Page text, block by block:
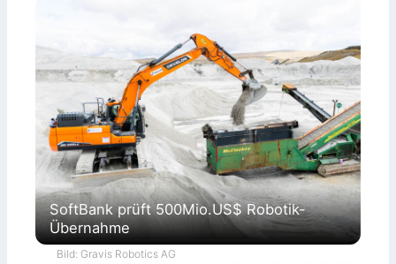
SoftBank prüft 500Mio.US$ Robotik-
Übernahme
Bild: Gravis Robotics AG